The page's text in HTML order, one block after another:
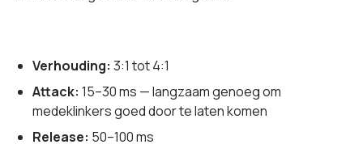
Verhouding: 3:1 tot 4:1
Attack: 15–30 ms — langzaam genoeg om
medeklinkers goed door te laten komen
Release: 50–100 ms